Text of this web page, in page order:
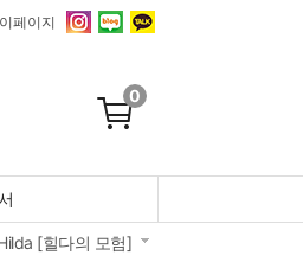
페이지
0
[힐다의 모험]